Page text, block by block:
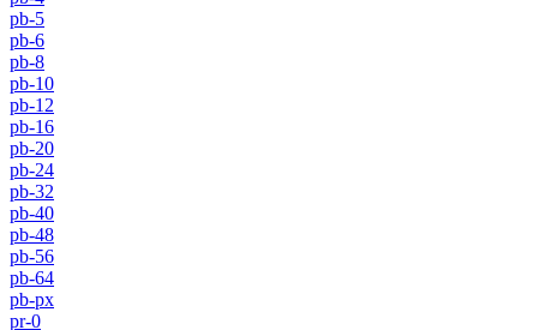
pb-5
pb-6
pb-8
pb-10
pb-12
pb-16
pb-20
pb-24
pb-32
pb-40
pb-48
pb-56
pb-64
pb-px
pr-0